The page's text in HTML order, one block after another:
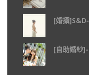
[婚攝
[自助婚紗